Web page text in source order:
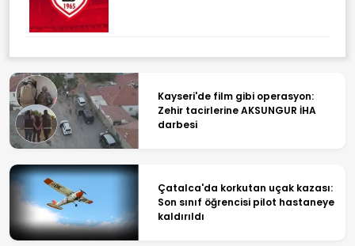
Kayseri'de film gibi operasyon:
Zehir tacirlerine AKSUNGUR İHA
darbesi
Çatalca'da korkutan uçak kazası:
Son sınıf öğrencisi pilot hastaneye
kaldırıldı